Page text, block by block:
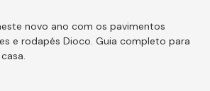
novo ano com os pavimentos
e rodapés Dioco. Guia completo para